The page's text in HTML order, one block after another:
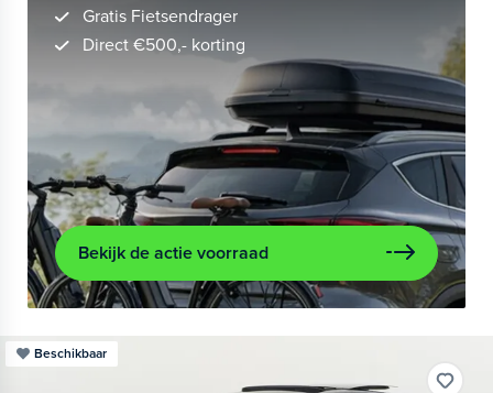
Gratis Fietsendrager
Direct €500,- korting
Bekijk de actie voorraad
Beschikbaar